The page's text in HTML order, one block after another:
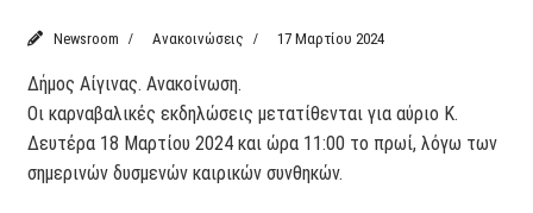
Newsroom Ανακοινώσεις 17 Μαρτίου 2024
Δήμος Αίγινας. Ανακοίνωση.
Οι καρναβαλικές εκδηλώσεις μετατίθενται για αύριο Κ.
Δευτέρα 18 Μαρτίου 2024 και ώρα 11:00 το πρωί, λόγω των
σημερινών δυσμενών καιρικών συνθηκών.